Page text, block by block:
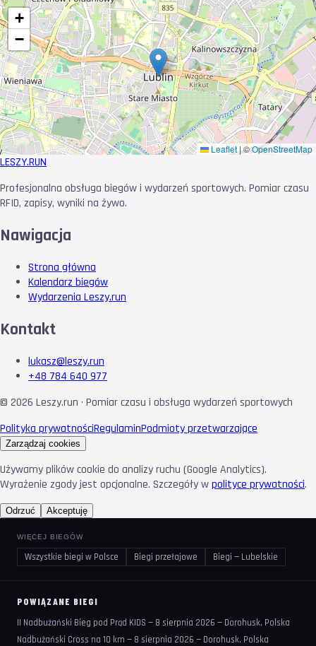
+
−
Leaflet|©OpenStreetMap
LESZY.RUN
Profesjonalna obsługa biegów i wydarzeń sportowych. Pomiar czasu
RFID, zapisy, wyniki na żywo.
Nawigacja
Strona główna
Kalendarz biegów
Wydarzenia Leszy.run
Kontakt
lukasz@leszy.run
+48 784 640 977
© 2026 Leszy.run · Pomiar czasu i obsługa wydarzeń sportowych
Polityka prywatnościRegulaminPodmioty przetwarzające
Zarządzaj cookies
Używamy plików cookie do analizy ruchu (Google Analytics).
Wyrażenie zgody jest opcjonalne. Szczegóły wpolityce prywatności.
Odrzuć Akceptuję
WIĘCEJ BIEGÓW
Wszystkie biegi w Polsce Biegi przełajowe Biegi — Lubelskie
POWIĄZANE BIEGI
II Nadbużański Bieg pod Prąd KIDS — 8 sierpnia 2026 — Dorohusk, Polska
Nadbużański Cross na 10 km — 8 sierpnia 2026 — Dorohusk, Polska